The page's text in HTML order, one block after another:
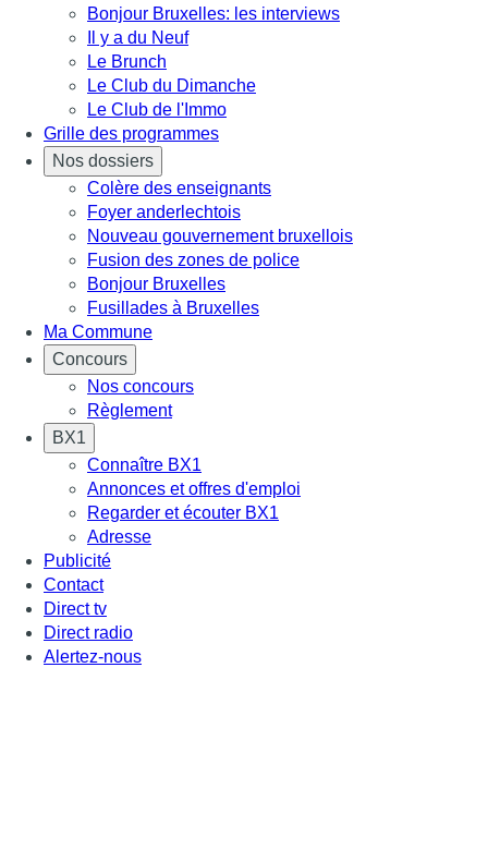
Bonjour Bruxelles: les interviews
Il y a du Neuf
Le Brunch
Le Club du Dimanche
Le Club de l'Immo
Grille des programmes
Nos dossiers
Colère des enseignants
Foyer anderlechtois
Nouveau gouvernement bruxellois
Fusion des zones de police
Bonjour Bruxelles
Fusillades à Bruxelles
Ma Commune
Concours
Nos concours
Règlement
BX1
Connaître BX1
Annonces et offres d'emploi
Regarder et écouter BX1
Adresse
Publicité
Contact
Direct tv
Direct radio
Alertez-nous